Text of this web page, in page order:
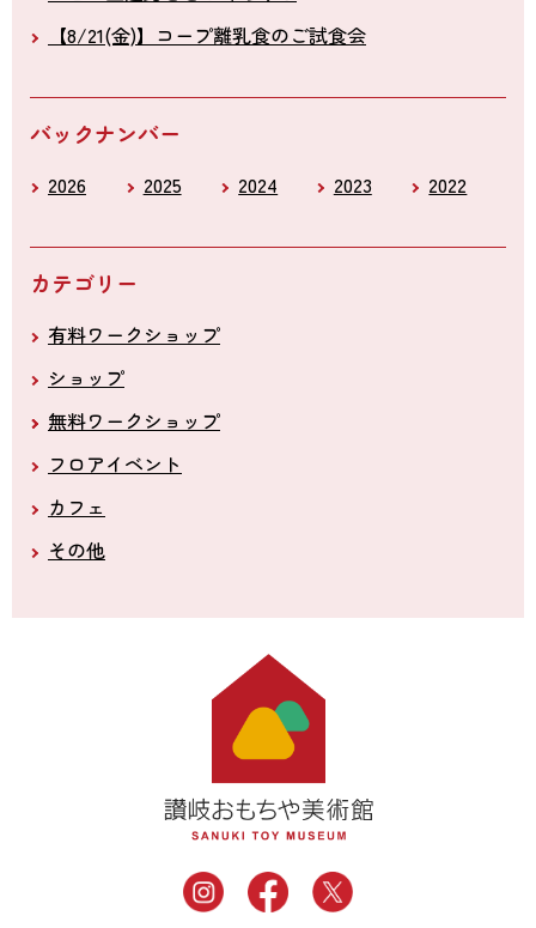
【8/21(金)】コープ離乳食のご試食会
バックナンバー
2026 2025 2024 2023 2022
カテゴリー
有料ワークショップ
ショップ
無料ワークショップ
フロアイベント
カフェ
その他